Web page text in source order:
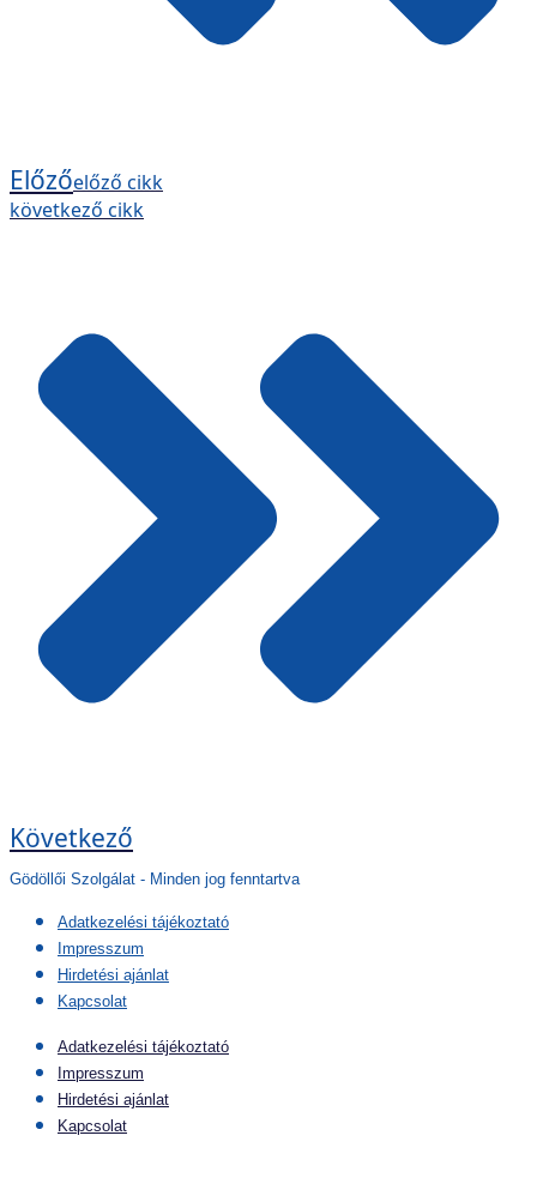
Előzőelőző cikk
következő cikk
Következő
Gödöllői Szolgálat - Minden jog fenntartva
Adatkezelési tájékoztató
Impresszum
Hirdetési ajánlat
Kapcsolat
Adatkezelési tájékoztató
Impresszum
Hirdetési ajánlat
Kapcsolat